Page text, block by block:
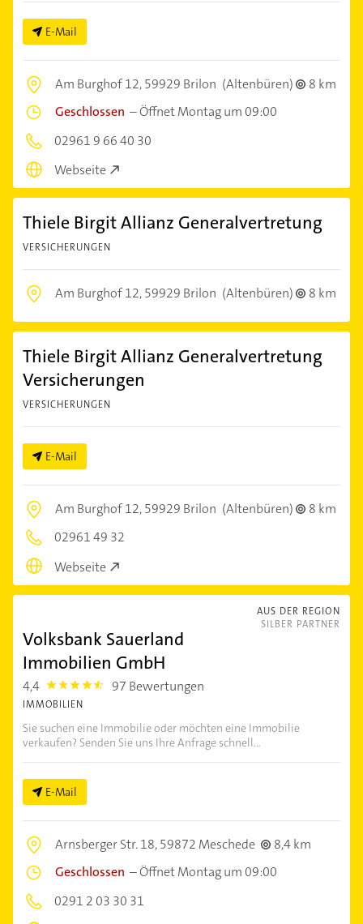
E-Mail
Am Burghof 12,59929 Brilon (Altenbüren)
8 km
Geschlossen –Öffnet Montag um 09:00
02961 9 66 40 30
Webseite
Thiele Birgit Allianz Generalvertretung
VERSICHERUNGEN
Am Burghof 12,59929 Brilon (Altenbüren) 8 km
Thiele Birgit Allianz Generalvertretung
Versicherungen
VERSICHERUNGEN
E-Mail
Am Burghof 12,59929 Brilon (Altenbüren)
8 km
02961 49 32
Webseite
AUS DER REGION
SILBER PARTNER
Volksbank Sauerland Immobilien GmbH
4,4 4.4 97 Bewertungen
IMMOBILIEN
verkaufen? Senden Sie uns Ihre Anfrage schnell...
E-Mail